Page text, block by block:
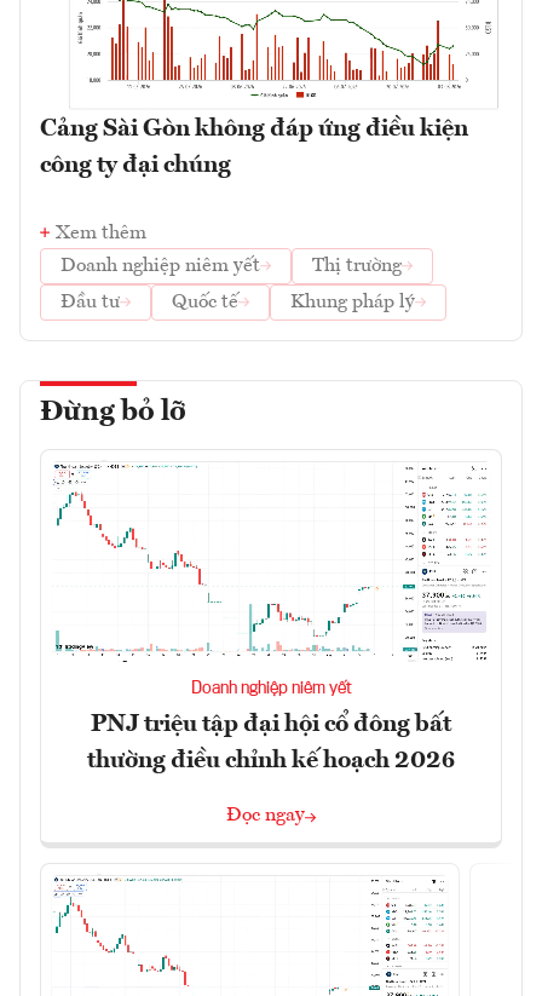
Cảng Sài Gòn không đáp ứng điều kiện
công ty đại chúng
Xem thêm
Doanh nghiệp niêm yết
Thị trường
Đầu tư
Quốc tế Khung pháp lý
Đừng bỏ lỡ
Doanh nghiệp niêm yết
PNJ triệu tập đại hội cổ đông bất
thường điều chỉnh kế hoạch 2026
Đọc ngay